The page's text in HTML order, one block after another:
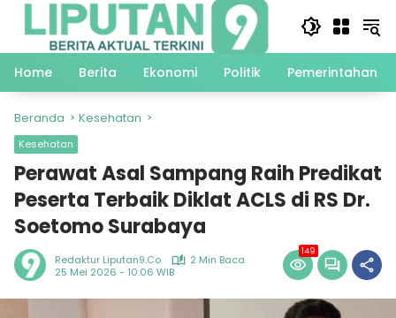
Langsung
Home
Berita Ekonomi Politik Pemerintahan
Beranda Kesehatan
Kesehatan
Perawat Asal Sampang Raih Predikat
Peserta Terbaik Diklat ACLS di RS Dr.
Soetomo Surabaya
Redaktur Liputan9.co
2 Min Baca
25 Mei 2026 - 10:06 WIB
149